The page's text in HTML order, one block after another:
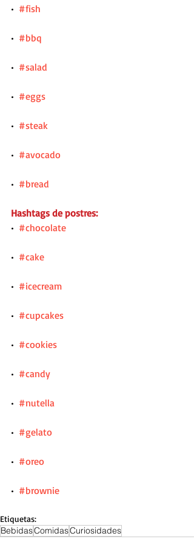
• #fish
• #bbq
• #salad
• #eggs
• #steak
• #avocado
• #bread
Hashtags de postres:
• #chocolate
• #cake
• #icecream
• #cupcakes
• #cookies
• #candy
• #nutella
• #gelato
• #oreo
• #brownie
Etiquetas:
BebidasComidasCuriosidades